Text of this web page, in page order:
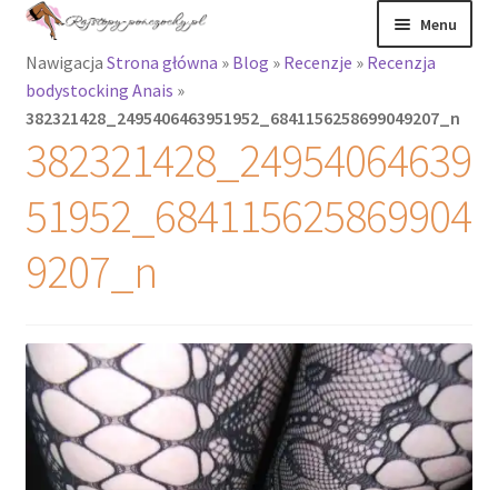
Przejdź
nawigacji
Przejdź
treści
Menu
Rajstopy
Rozwiń
menu
potomne
zakolanówki
Podkolanówki i
Wszystkie
produkty
Recenzje
Rozwiń
menu
Nawigacja Strona główna » Blog » Recenzje » Recenzja
bodystocking Anais »
382321428_2495406463951952_6841156258699049207_n
382321428_24954064639
51952_684115625869904
9207_n